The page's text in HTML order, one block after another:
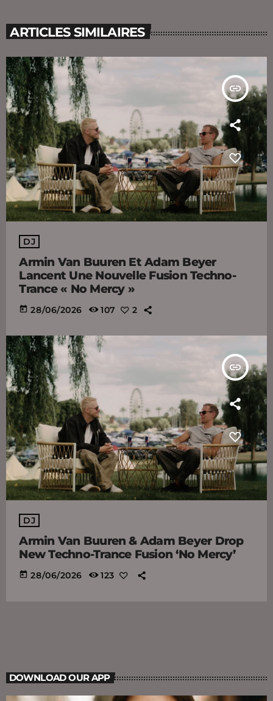
ARTICLES SIMILAIRES
insert_link
DJ
Armin Van Buuren Et Adam Beyer
Lancent Une Nouvelle Fusion Techno-
Trance « No Mercy »
today 28/06/2026 107 2
insert_link
DJ
Armin Van Buuren & Adam Beyer Drop
New Techno-Trance Fusion ‘No Mercy’
today 28/06/2026 123
DOWNLOAD OUR APP